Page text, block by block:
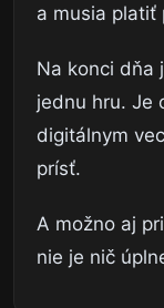
a musia platiť
Na konci dňa
jednu hru. Je
digitálnym
prísť.
A možno aj
nie je nič